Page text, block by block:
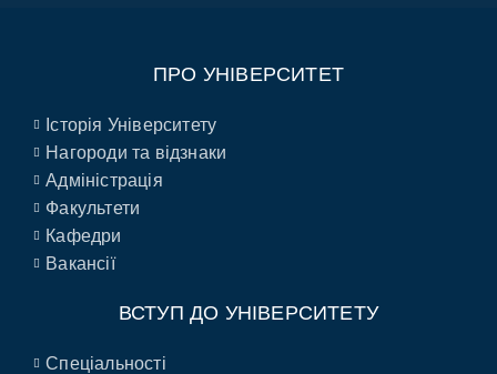
ПРО УНІВЕРСИТЕТ
Історія Університету
Нагороди та відзнаки
Адміністрація
Факультети
Кафедри
Вакансії
ВСТУП ДО УНІВЕРСИТЕТУ
Спеціальності